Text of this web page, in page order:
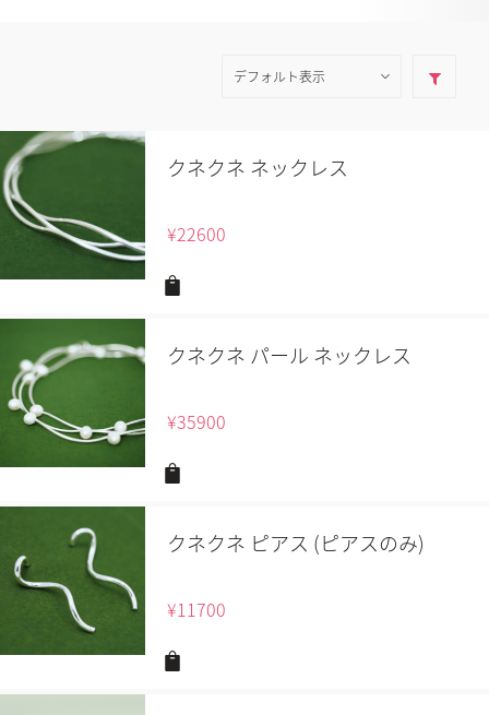
クネクネ ネックレス
¥22600
クネクネ パール ネックレス
¥35900
クネクネ ピアス (ピアスのみ)
¥11700